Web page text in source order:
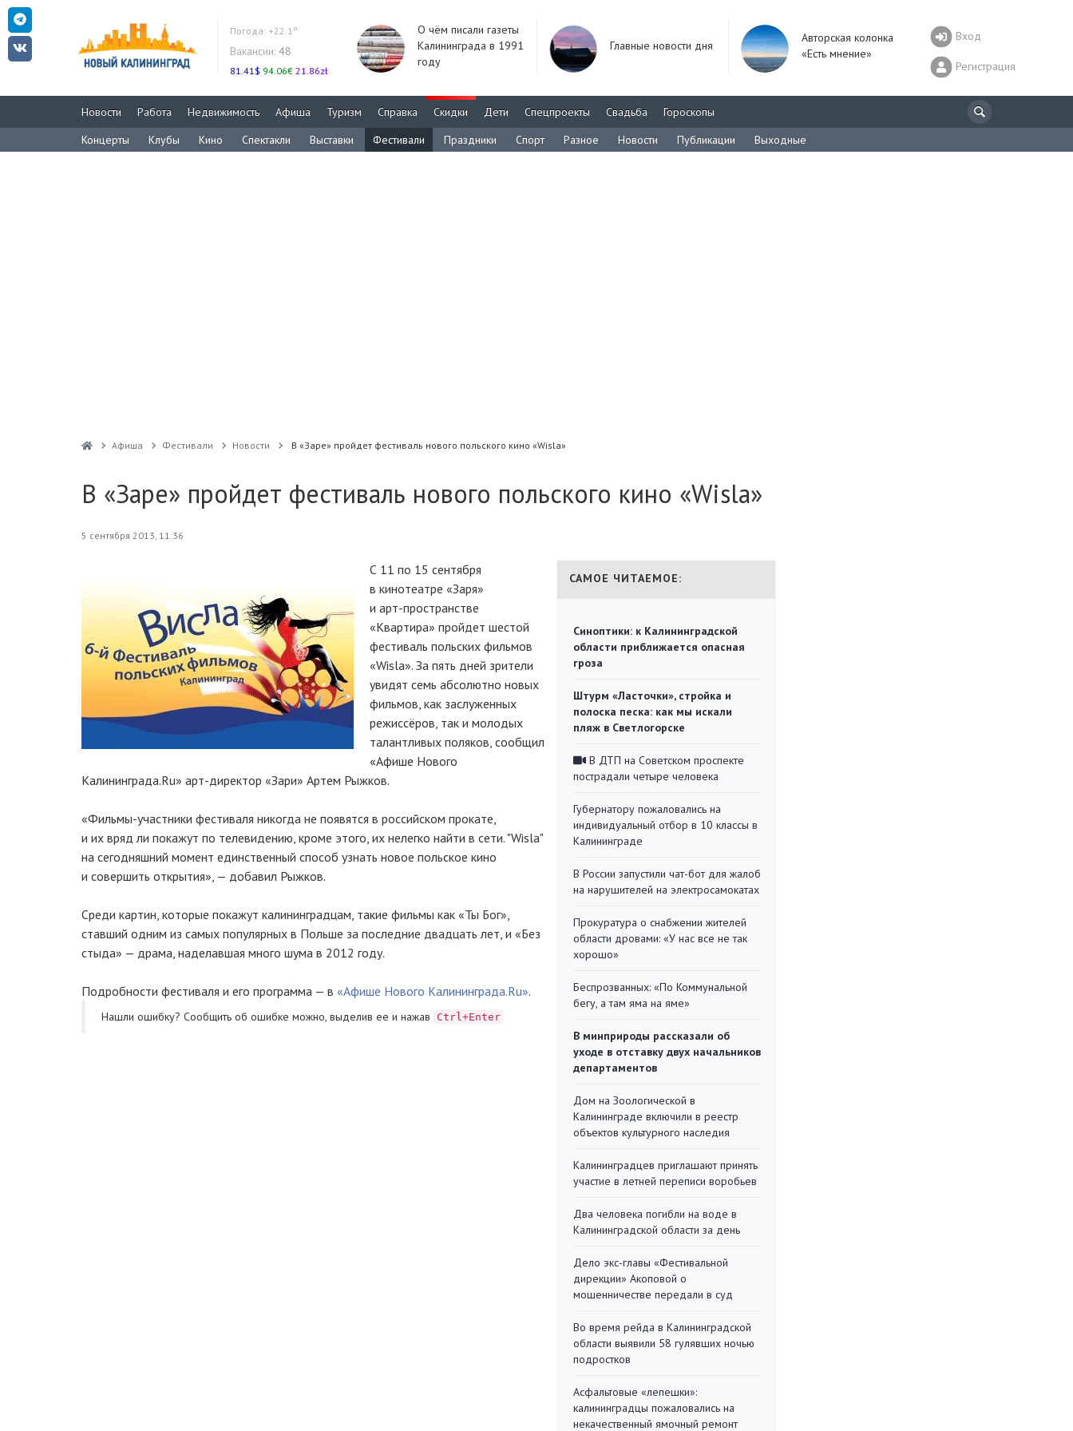
Погода: +22.1°
Вакансии: 48
81.41$ 94.06€ 21.86zł
О чём писали газеты
Калининграда в 1991
году
Главные новости дня
Авторская колонка
«Есть мнение»
Вход
Регистрация
Новости Работа Недвижимость Афиша Туризм Справка Скидки Дети Спецпроекты Свадьба
Гороскопы
Концерты
Клубы Кино Спектакли Выставки Фестивали Праздники Спорт Разное Новости Публикации Выходные
Афиша Фестивали Новости В «Заре» пройдет фестиваль нового польского кино «Wisla»
В «Заре» пройдет фестиваль нового польского кино «Wisla»
5 сентября 2013, 11:36
С 11 по 15 сентября
в кинотеатре «Заря»
и арт-пространстве
«Квартира» пройдет шестой
фестиваль польских фильмов
«Wisla». За пять дней зрители
увидят семь абсолютно новых
фильмов, как заслуженных
режиссёров, так и молодых
талантливых поляков, сообщил
«Афише Нового
Калининграда.Ru» арт-директор «Зари» Артем Рыжков.
«Фильмы-участники фестиваля никогда не появятся в российском прокате,
и их вряд ли покажут по телевидению, кроме этого, их нелегко найти в сети. "Wisla"
на сегодняшний момент единственный способ узнать новое польское кино
и совершить открытия», — добавил Рыжков.
Среди картин, которые покажут калининградцам, такие фильмы как «Ты Бог»,
ставший одним из самых популярных в Польше за последние двадцать лет, и «Без
стыда» — драма, наделавшая много шума в 2012 году.
Подробности фестиваля и его программа — в «Афише Нового Калининграда.Ru».
Нашли ошибку? Cообщить об ошибке можно, выделив ее и нажав Ctrl+Enter
САМОЕ ЧИТАЕМОЕ:
Синоптики: к Калининградской
области приближается опасная
гроза
Штурм «Ласточки», стройка и
полоска песка: как мы искали
пляж в Светлогорске
В ДТП на Советском проспекте
пострадали четыре человека
Губернатору пожаловались на
индивидуальный отбор в 10 классы в
Калининграде
В России запустили чат-бот для жалоб
на нарушителей на электросамокатах
Прокуратура о снабжении жителей
области дровами: «У нас все не так
хорошо»
Беспрозванных: «По Коммунальной
бегу, а там яма на яме»
В минприроды рассказали об
уходе в отставку двух начальников
департаментов
Дом на Зоологической в
Калининграде включили в реестр
объектов культурного наследия
Калининградцев приглашают принять
участие в летней переписи воробьев
Два человека погибли на воде в
Калининградской области за день
Дело экс-главы «Фестивальной
дирекции» Акоповой о
мошенничестве передали в суд
Во время рейда в Калининградской
области выявили 58 гулявших ночью
подростков
Асфальтовые «лепешки»:
калининградцы пожаловались на
некачественный ямочный ремонт